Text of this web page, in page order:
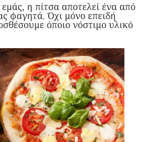
η πίτσα αποτελεί ένα από
φαγητά. Όχι μόνο επειδή
όποιο νόστιμο υλικό